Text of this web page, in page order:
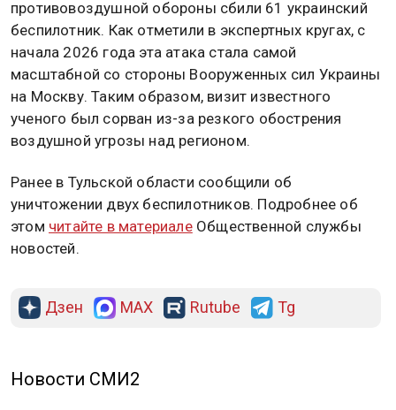
противовоздушной обороны сбили 61 украинский
беспилотник. Как отметили в экспертных кругах, с
начала 2026 года эта атака стала самой
масштабной со стороны Вооруженных сил Украины
на Москву. Таким образом, визит известного
ученого был сорван из-за резкого обострения
воздушной угрозы над регионом.
Ранее в Тульской области сообщили об
уничтожении двух беспилотников. Подробнее об
этом читайте в материалеОбщественной службы
новостей.
Дзен MAX Rutube Tg
Новости СМИ2